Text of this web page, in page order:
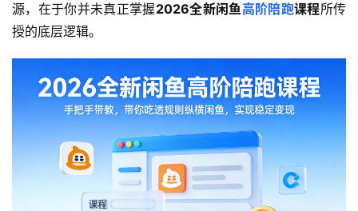
源，在于你并未真正掌握2026全新闲鱼高阶陪跑课程所传
授的底层逻辑。